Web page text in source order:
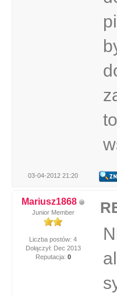
03-04-2012 21:20
Mariusz1868
Junior Member
Liczba postów: 4
Dołączył: Dec 2013
Reputacja: 0